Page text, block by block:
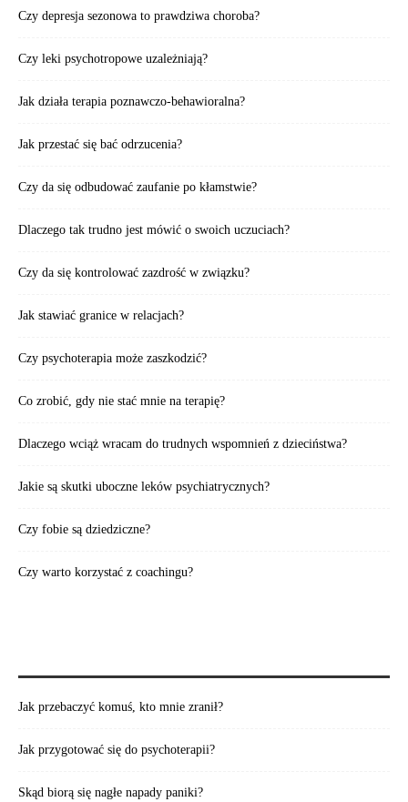
Czy depresja sezonowa to prawdziwa choroba?
Czy leki psychotropowe uzależniają?
Jak działa terapia poznawczo-behawioralna?
Jak przestać się bać odrzucenia?
Czy da się odbudować zaufanie po kłamstwie?
Dlaczego tak trudno jest mówić o swoich uczuciach?
Czy da się kontrolować zazdrość w związku?
Jak stawiać granice w relacjach?
Czy psychoterapia może zaszkodzić?
Co zrobić, gdy nie stać mnie na terapię?
Dlaczego wciąż wracam do trudnych wspomnień z dzieciństwa?
Jakie są skutki uboczne leków psychiatrycznych?
Czy fobie są dziedziczne?
Czy warto korzystać z coachingu?
Jak przebaczyć komuś, kto mnie zranił?
Jak przygotować się do psychoterapii?
Skąd biorą się nagłe napady paniki?